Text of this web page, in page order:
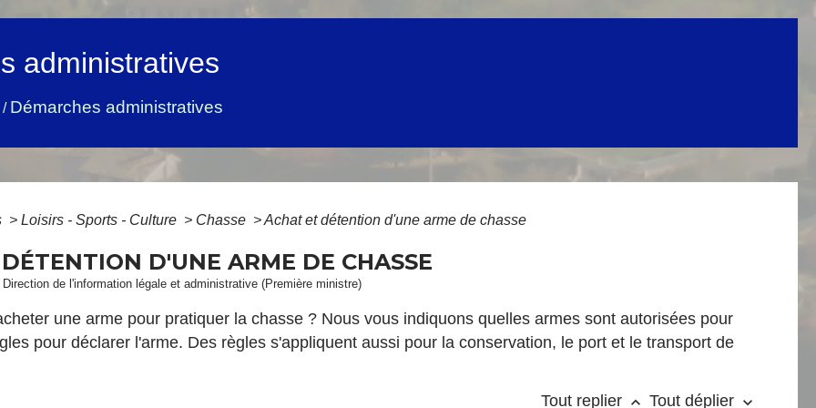
administratives
/ Démarches administratives
> Loisirs - Sports - Culture > Chasse >Achat et détention d'une arme de chasse
D'UNE ARME DE CHASSE
de l'information légale et administrative (Première ministre)
une arme pour pratiquer la chasse ? Nous vous indiquons quelles armes sont autorisées pour
pour déclarer l'arme. Des règles s'appliquent aussi pour la conservation, le port et le transport de
Tout replier keyboard_arrow_up Tout déplier keyboard_arrow_down